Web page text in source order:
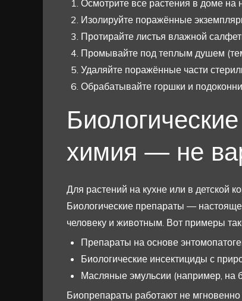
Осмотрите все растения в доме на
Изолируйте поражённые
Протирайте листья влажной
Промывайте под теплым душем
Удаляйте поражённые части
Обрабатывайте горшки и
химия — не
Для растений на кухне или в детской
Биологические препараты —
человеку и животным. Вот примеры
Препараты на основе
Биологические инсектициды с
Масляные эмульсии (например, на
Биопрепараты работают не